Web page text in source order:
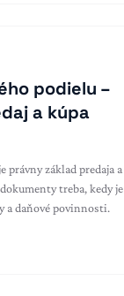
podielu –
a kúpa
právny základ predaja a
treba, kedy je
a daňové povinnosti.